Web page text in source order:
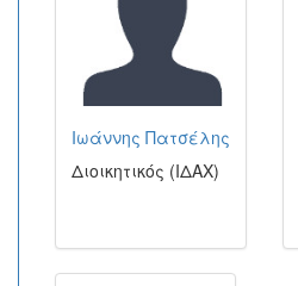
Ιωάννης Πατσέλης
Διοικητικός (ΙΔΑΧ)